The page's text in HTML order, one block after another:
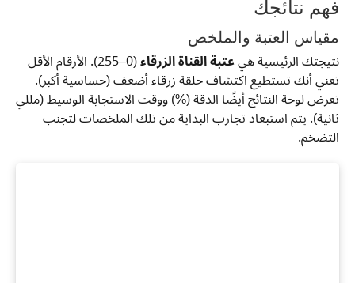
فهم نتائجك
مقياس العتبة والملخص
نتيجتك الرئيسية هيعتبة القناة الزرقاء (0–255). الأرقام الأقل
تعني أنك تستطيع اكتشاف حلقة زرقاء أضعف (حساسية أكبر).
تعرض لوحة النتائج أيضًا الدقة (%) ووقت الاستجابة الوسيط (مللي
ثانية). يتم استبعاد تجارب البداية من تلك الملخصات لتجنب
التضخم.